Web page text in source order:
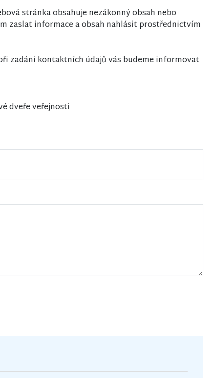
stránka obsahuje nezákonný obsah nebo
zaslat informace a obsah nahlásit prostřednictvím
zadání kontaktních údajů vás budeme informovat
dveře veřejnosti